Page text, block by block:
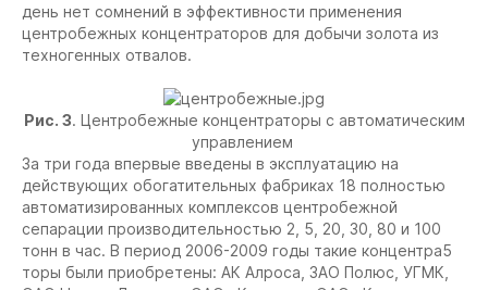
день нет сомнений в эффективности применения
центробежных концентраторов для добычи золота из
техногенных отвалов.
Рис. 3. Центробежные концентраторы с автоматическим
управлением
За три года впервые введены в эксплуатацию на
действующих обогатительных фабриках 18 полностью
автоматизированных комплексов центробежной
сепарации производительностью 2, 5, 20, 30, 80 и 100
тонн в час. В период 2006-2009 годы такие концентра5
торы были приобретены: АК Алроса, ЗАО Полюс, УГМК,